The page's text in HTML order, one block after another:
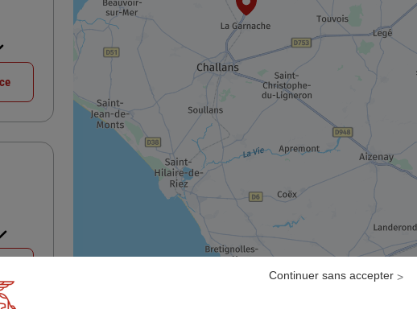
Continuer sans accepter